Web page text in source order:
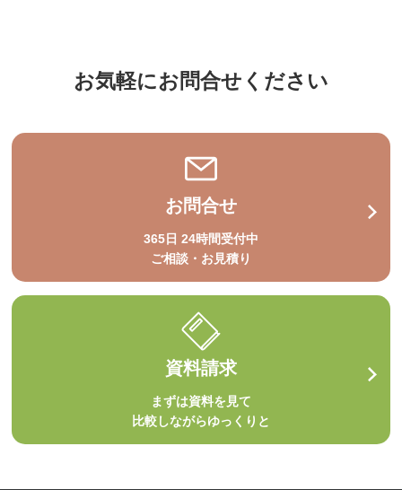
お気軽にお問合せください
お問合せ
365日 24時間受付中
ご相談・お見積り
資料請求
まずは資料を見て
比較しながらゆっくりと